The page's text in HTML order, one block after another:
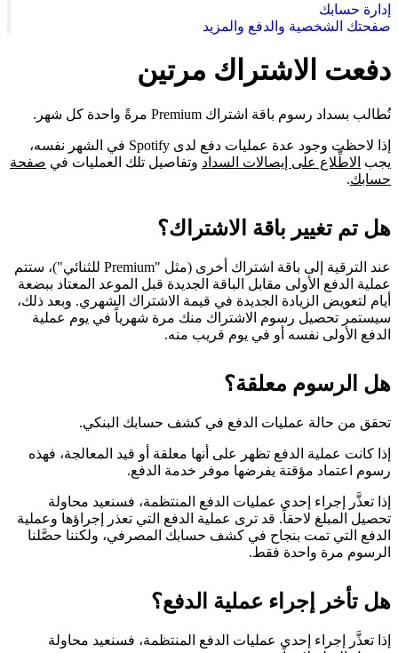
إدارة حسابك
صفحتك الشخصية والدفع والمزيد
دفعت الاشتراك مرتين
نُطالب بسداد رسوم باقة اشتراك Premium مرةً واحدة كل شهر.
إذا لاحظت وجود عدة عمليات دفع لدى Spotify في الشهر نفسه،
يجب الاطِّلاع على إيصالات السداد وتفاصيل تلك العمليات في صفحة
حسابك.
هل تم تغيير باقة الاشتراك؟
عند الترقية إلى باقة اشتراك أخرى (مثل "Premium للثنائي")، ستتم
عملية الدفع الأولى مقابل الباقة الجديدة قبل الموعد المعتاد ببضعة
أيام لتعويض الزيادة الجديدة في قيمة الاشتراك الشهري. وبعد ذلك،
سيستمر تحصيل رسوم الاشتراك منك مرة شهرياً في يوم عملية
الدفع الأولى نفسه أو في يوم قريب منه.
هل الرسوم معلقة؟
تحقق من حالة عمليات الدفع في كشف حسابك البنكي.
إذا كانت عملية الدفع تظهر على أنها معلقة أو قيد المعالجة، فهذه
رسوم اعتماد مؤقتة يفرضها موفر خدمة الدفع.
إذا تعذَّر إجراء إحدى عمليات الدفع المنتظمة، فسنعيد محاولة
تحصيل المبلغ لاحقاً. قد ترى عملية الدفع التي تعذر إجراؤها وعملية
الدفع التي تمت بنجاح في كشف حسابك المصرفي، ولكننا حصَّلنا
الرسوم مرة واحدة فقط.
هل تأخر إجراء عملية الدفع؟
إذا تعذَّر إجراء إحدى عمليات الدفع المنتظمة، فسنعيد محاولة